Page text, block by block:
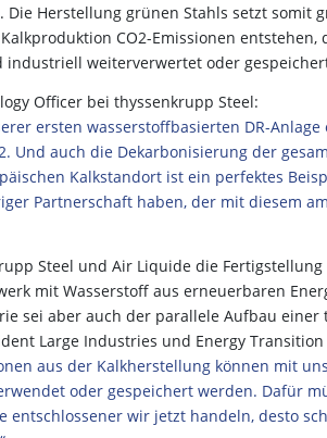
Die Herstellung grünen Stahls setzt somit
CO2-Emissionen
industriell weiterverwertet oder
Officer bei thyssenkrupp Steel:
ersten wasserstoffbasierten DR-
Und auch die Dekarbonisierung der
Kalkstandort ist ein perfektes
Partnerschaft haben, der mit diesem
Steel und Air Liquide die
mit Wasserstoff aus erneuerbaren
sei aber auch der parallele Aufbau
Large Industries und Energy
aus der Kalkherstellung können mit
oder gespeichert werden. Dafür
entschlossener wir jetzt handeln, desto